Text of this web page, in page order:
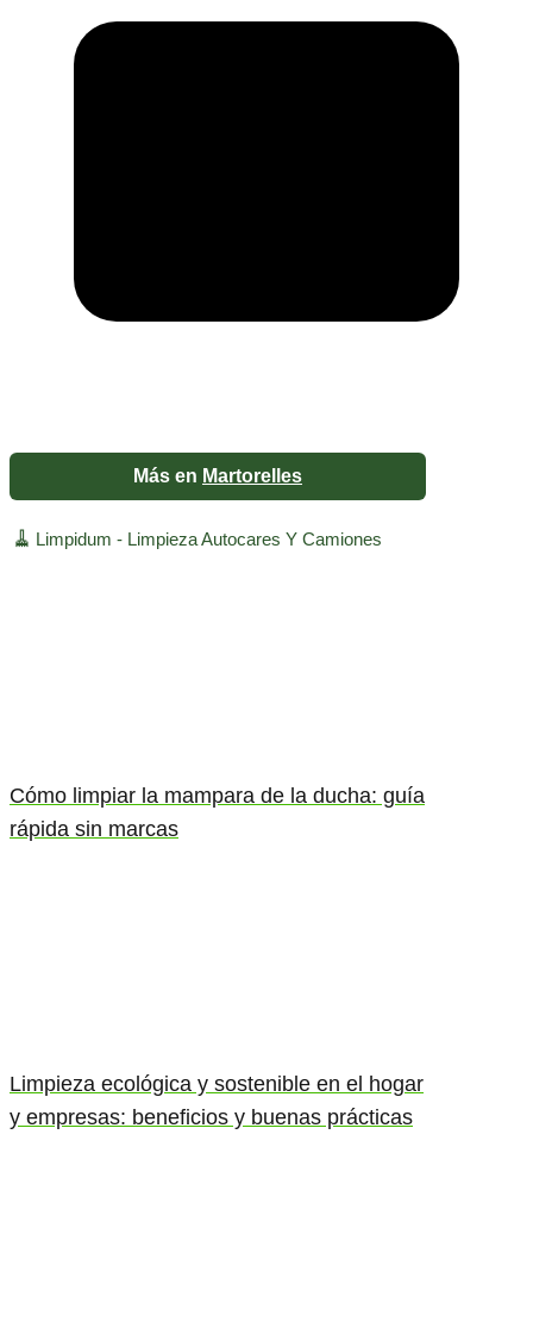
Más en Martorelles
🧹 Limpidum - Limpieza Autocares Y Camiones
Cómo limpiar la mampara de la ducha: guía
rápida sin marcas
Limpieza ecológica y sostenible en el hogar
y empresas: beneficios y buenas prácticas